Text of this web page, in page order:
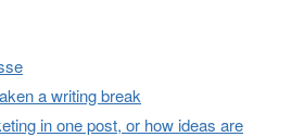
a writing break
in one post, or how ideas are